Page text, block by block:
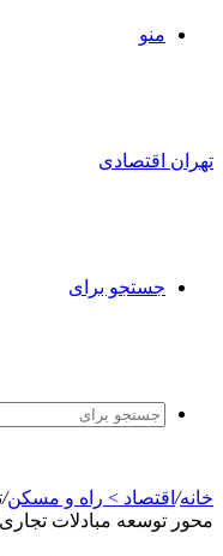
منو
تهران اقتصادی
جستجو برای
خانه/ اقتصاد > راه و مسکن/
محور توسعه مبادلات